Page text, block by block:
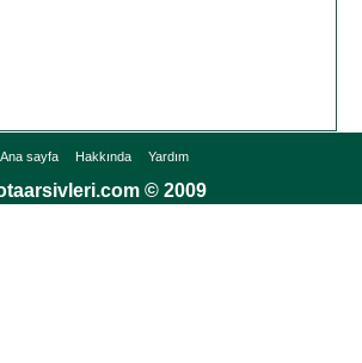
Ana sayfa Hakkında Yardım
© 2009